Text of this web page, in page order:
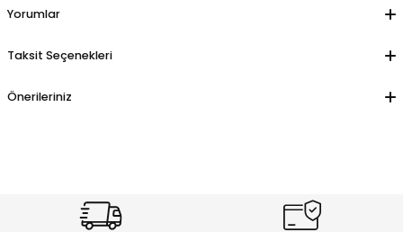
Yorumlar
Taksit Seçenekleri
Önerileriniz